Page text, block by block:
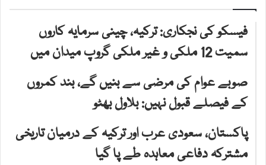
فیسکو کی نجکاری: ترکیہ، چینی سرمایہ کاروں
سمیت 12 ملکی و غیر ملکی گروپ میدان میں
صوبے عوام کی مرضی سے بنیں گے، بند کمروں
کے فیصلے قبول نہیں: بلاول بھٹو
پاکستان، سعودی عرب اور ترکیہ کے درمیان تاریخی
مشترکہ دفاعی معاہدہ طے پا گیا